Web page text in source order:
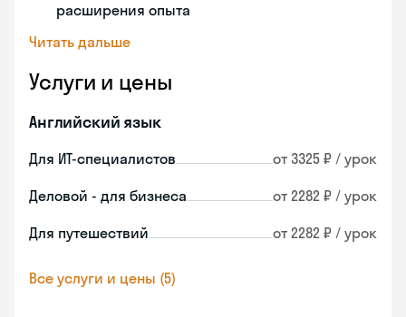
расширения опыта
Читать дальше
Услуги и цены
Английский язык
Для ИТ-специалистов от 3325 ₽ / урок
Деловой - для бизнеса от 2282 ₽ / урок
Для путешествий от 2282 ₽ / урок
Все услуги и цены (5)